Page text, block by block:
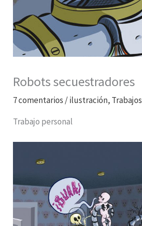
Robots secuestradores
7 comentarios /ilustración, Trabajos
Trabajo personal